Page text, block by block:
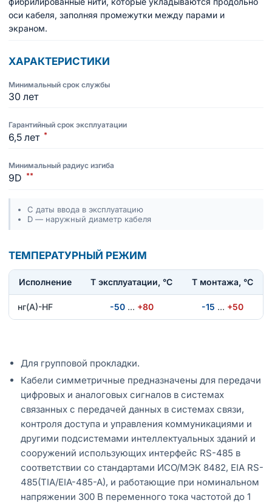
оси кабеля, заполняя промежутки между парами и
экраном.
ХАРАКТЕРИСТИКИ
Минимальный срок службы
30 лет
Гарантийный срок эксплуатации
6,5 лет *
Минимальный радиус изгиба
9D **
С даты ввода в эксплуатацию
D — наружный диаметр кабеля
ТЕМПЕРАТУРНЫЙ РЕЖИМ
Исполнение T эксплуатации, °С Т монтажа, °С
нг(А)-HF -50 … +80 -15 … +50
Для групповой прокладки.
Кабели симметричные предназначены для передачи
цифровых и аналоговых сигналов в системах
связанных с передачей данных в системах связи,
контроля доступа и управления коммуникациями и
другими подсистемами интеллектуальных зданий и
сооружений использующих интерфейс RS-485 в
соответствии со стандартами ИСО/МЭК 8482, EIA RS-
485(TIA/EIA-485-A), и работающие при номинальном
напряжении 300 В переменного тока частотой до 1